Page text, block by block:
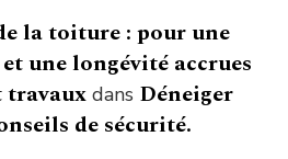
la toiture : pour une
une longévité accrues
travaux dans Déneiger
de sécurité.